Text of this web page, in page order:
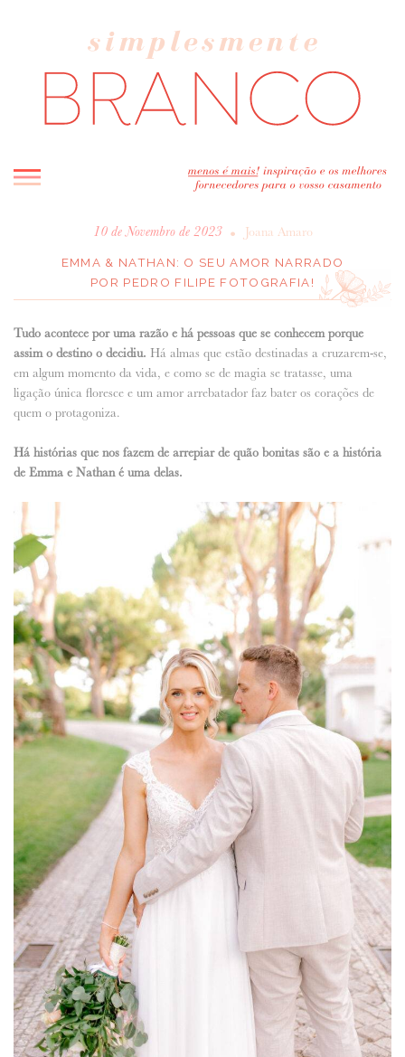
INICIO
BLOG
MELHOR INSPIRAÇÃO
REAL WEDDINGS & EDITORIAIS
CASAVA-ME AQUI!
FORNECEDORES RECOMENDADOS
10 de Novembro de 2023 • Joana Amaro
EMMA & NATHAN: O SEU AMOR NARRADO
POR PEDRO FILIPE FOTOGRAFIA!
Tudo acontece por uma razão e há pessoas que se conhecem porque
assim o destino o decidiu. Há almas que estão destinadas a cruzarem-se,
em algum momento da vida, e como se de magia se tratasse, uma
ligação única floresce e um amor arrebatador faz bater os corações de
quem o protagoniza.
Há histórias que nos fazem de arrepiar de quão bonitas são e a história
de Emma e Nathan é uma delas.